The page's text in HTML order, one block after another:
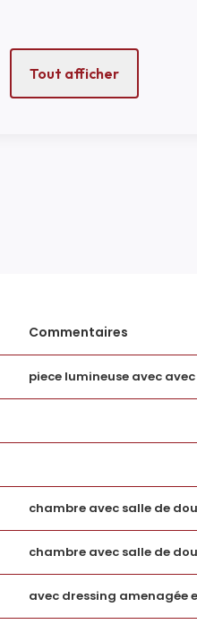
Taxe
AUTRES
Grenier
Tout afficher
Commentaires
piece lumineuse avec
chambre avec salle de
chambre avec salle de
avec dressing amenagée